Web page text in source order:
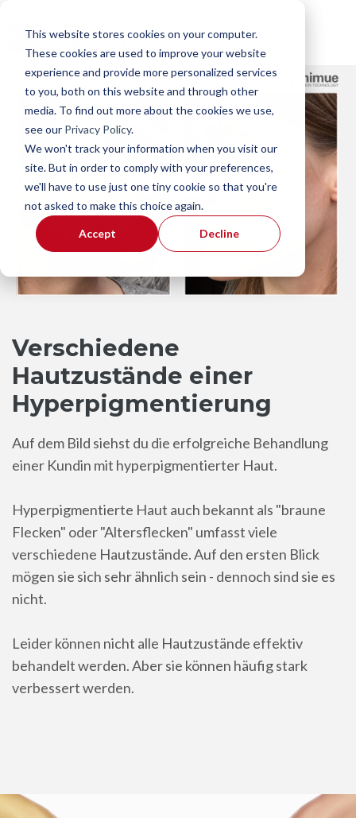
This website stores cookies on your computer.
These cookies are used to improve your website
experience and provide more personalized services
to you, both on this website and through other
media. To find out more about the cookies we use,
see our Privacy Policy.
We won't track your information when you visit our
site. But in order to comply with your preferences,
we'll have to use just one tiny cookie so that you're
not asked to make this choice again.
Accept Decline
Verschiedene
Hautzustände einer
Hyperpigmentierung
Auf dem Bild siehst du die erfolgreiche Behandlung
einer Kundin mit hyperpigmentierter Haut.
Hyperpigmentierte Haut auch bekannt als "braune
Flecken" oder "Altersflecken" umfasst viele
verschiedene Hautzustände. Auf den ersten Blick
mögen sie sich sehr ähnlich sein - dennoch sind sie es
nicht.
Leider können nicht alle Hautzustände effektiv
behandelt werden. Aber sie können häufig stark
verbessert werden.